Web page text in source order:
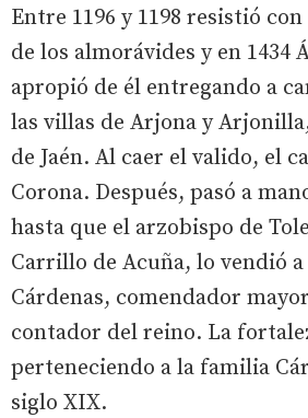
Entre 1196 y 1198 resistió
de los almorávides y en 1434
apropió de él entregando a
las villas de Arjona y
de Jaén. Al caer el valido, el
Corona. Después, pasó a
hasta que el arzobispo de
Carrillo de Acuña, lo vendió
Cárdenas, comendador
contador del reino. La
perteneciendo a la familia
siglo XIX.